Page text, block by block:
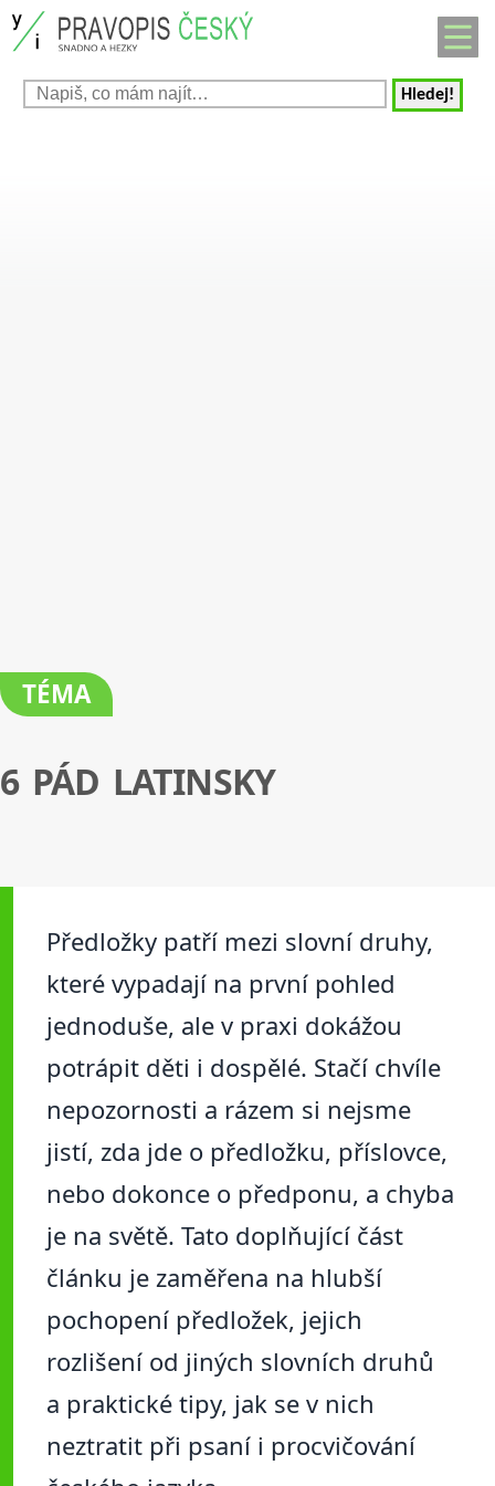
Hledej!
TÉMA
6 PÁD LATINSKY
Předložky patří mezi slovní druhy,
které vypadají na první pohled
jednoduše, ale v praxi dokážou
potrápit děti i dospělé. Stačí chvíle
nepozornosti a rázem si nejsme
jistí, zda jde o předložku, příslovce,
nebo dokonce o předponu, a chyba
je na světě. Tato doplňující část
článku je zaměřena na hlubší
pochopení předložek, jejich
rozlišení od jiných slovních druhů
a praktické tipy, jak se v nich
neztratit při psaní i procvičování